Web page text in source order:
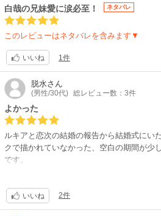
白哉の兄妹愛に涙必至！ ネタバレ
このレビューはネタバレを含みます▼
いいね 1件
脱水さん
(男性/30代) 総レビュー数：3件
よかった
ルキアと恋次の結婚の報告から結婚式にい
クで描かれていなかった、空白の期間が少
です。
いいね 2件